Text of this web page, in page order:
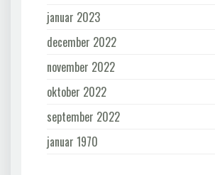
januar 2023
december 2022
november 2022
oktober 2022
september 2022
januar 1970